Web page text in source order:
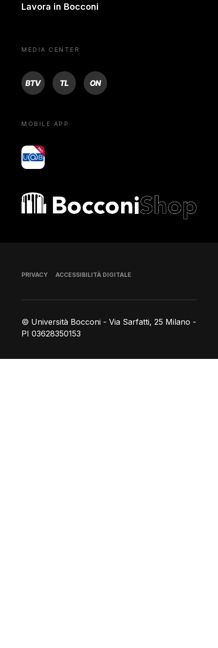
Lavora in Bocconi
MEDIA CENTER
BTV TL ON
MOBILE APP
yoU@B
Bocconi shop
© Università Bocconi - Via Sarfatti, 25 Milano -
PI 03628350153
Piè di pagina
PRIVACY ACCESSIBILITÀ DIGITALE